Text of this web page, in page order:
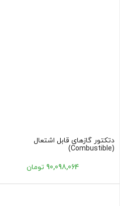
دتکتور گازهای قابل اشتعال
(Combustible)
90,098,064 تومان